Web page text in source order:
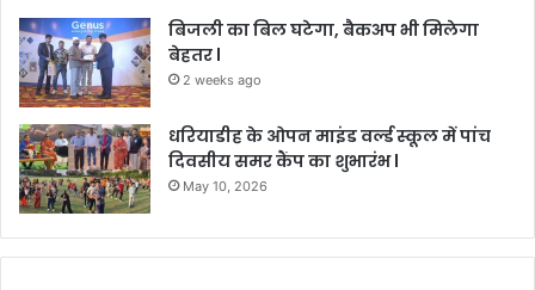
बिजली का बिल घटेगा, बैकअप भी मिलेगा
बेहतर l
2 weeks ago
धरियाडीह के ओपन माइंड वर्ल्ड स्कूल में पांच
दिवसीय समर कैंप का शुभारंभ l
May 10, 2026